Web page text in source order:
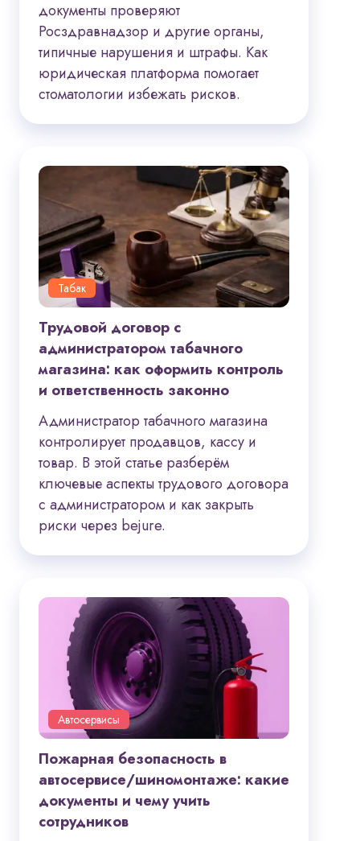
документы проверяют
Росздравнадзор и другие органы,
типичные нарушения и штрафы. Как
юридическая платформа помогает
стоматологии избежать рисков.
Табак
Трудовой договор с
администратором табачного
магазина: как оформить контроль
и ответственность законно
Администратор табачного магазина
контролирует продавцов, кассу и
товар. В этой статье разберём
ключевые аспекты трудового договора
с администратором и как закрыть
риски через bejure.
Автосервисы
Пожарная безопасность в
автосервисе/шиномонтаже: какие
документы и чему учить
сотрудников